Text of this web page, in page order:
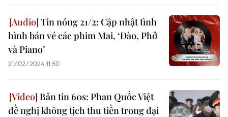
Tin nóng 21/2: Cập nhật tình
hình bán vé các phim Mai, ‘Đào, Phở
và Piano’
21/02/2024 11:50
Bản tin 60s: Phan Quốc Việt
đề nghị không tịch thu tiền trong đại